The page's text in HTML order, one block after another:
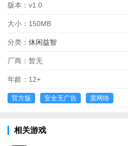
版本： v1.0
大小： 150MB
分类： 休闲益智
厂商： 暂无
年龄： 12+
官方版 安全无广告 需网络
相关游戏